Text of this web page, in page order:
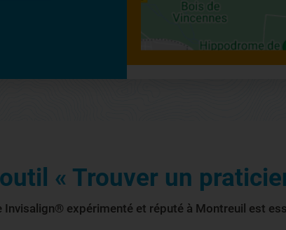
« Trouver un
expérimenté et réputé à Montreuil est